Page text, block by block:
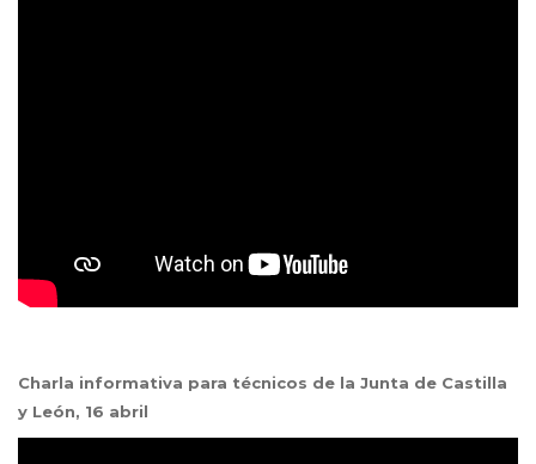
Charla informativa para técnicos de la Junta de Castilla
y León, 16 abril